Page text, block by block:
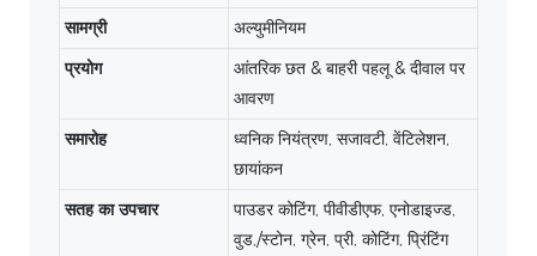
सामग्री
अल्युमीनियम
प्रयोग
आंतरिक छत & बाहरी पहलू & दीवाल पर
आवरण
समारोह
ध्वनिक नियंत्रण, सजावटी, वेंटिलेशन,
छायांकन
सतह का उपचार
पाउडर कोटिंग, पीवीडीएफ, एनोडाइज्ड,
वुड,/स्टोन, ग्रेन, प्री, कोटिंग, प्रिंटिंग